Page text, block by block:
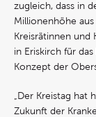
zugleich, dass in
Millionenhöhe aus
Kreisrätinnen
in Eriskirch für
Konzept der
„Der Kreistag hat
Zukunft der